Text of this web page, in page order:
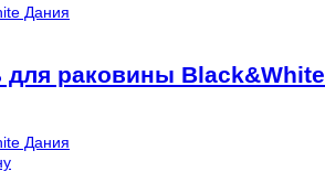
Дания
для раковины Black&White
Дания